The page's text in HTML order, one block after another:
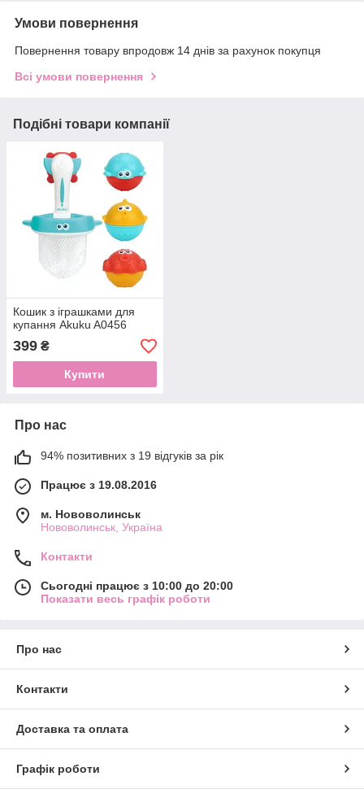
Умови повернення
Повернення товару впродовж 14 днів за рахунок покупця
Всі умови повернення
Подібні товари компанії
Кошик з іграшками для
купання Akuku A0456
399 ₴
Купити
Про нас
94% позитивних з 19 відгуків за рік
Працює з 19.08.2016
м. Нововолинськ
Нововолинськ, Україна
Контакти
Сьогодні працює з 10:00 до 20:00
Показати весь графік роботи
Про нас
Контакти
Доставка та оплата
Графік роботи